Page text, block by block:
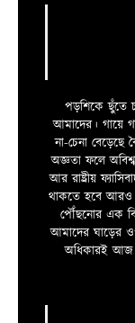
পড়শিকে ছুঁতে
আমাদের। গায়ে
না-চেনা
অজ্ঞতা ফলে
আর রাষ্ট্রীয়
থাকতে হবে আরও
পৌঁছনোর এক
আমাদের ঘাড়ের
অধিকারই আজ